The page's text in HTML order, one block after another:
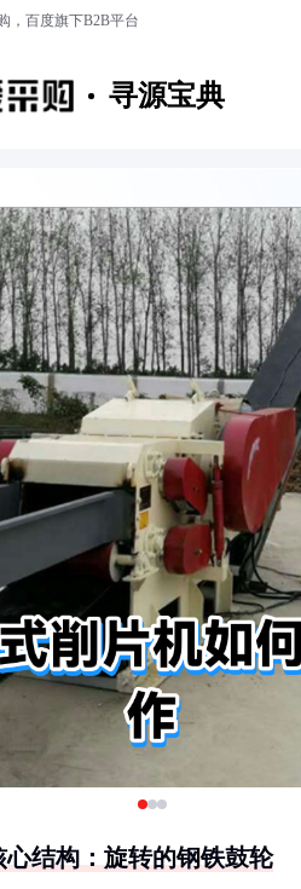
，百度旗下B2B平台
寻源宝典
心结构：旋转的钢铁鼓轮